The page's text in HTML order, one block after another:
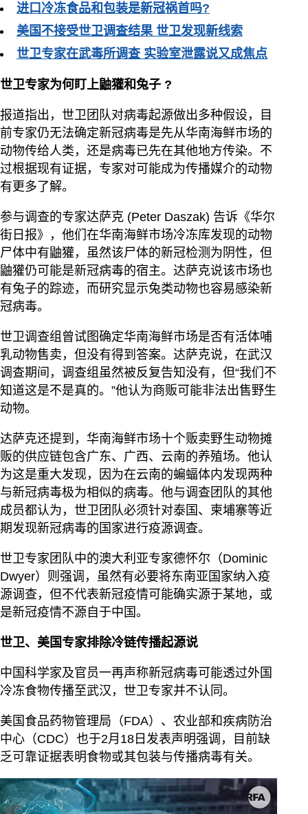
进口冷冻食品和包装是新冠祸首吗?
美国不接受世卫调查结果 世卫发现新线索
世卫专家在武毒所调查 实验室泄露说又成焦点
世卫专家为何盯上鼬獾和兔子 ?
报道指出，世卫团队对病毒起源做出多种假设，目
前专家仍无法确定新冠病毒是先从华南海鲜市场的
动物传给人类，还是病毒已先在其他地方传染。不
过根据现有证据，专家对可能成为传播媒介的动物
有更多了解。
参与调查的专家达萨克 (Peter Daszak) 告诉《华尔
街日报》，他们在华南海鲜市场冷冻库发现的动物
尸体中有鼬獾，虽然该尸体的新冠检测为阴性，但
鼬獾仍可能是新冠病毒的宿主。达萨克说该市场也
有兔子的踪迹，而研究显示兔类动物也容易感染新
冠病毒。
世卫调查组曾试图确定华南海鲜市场是否有活体哺
乳动物售卖，但没有得到答案。达萨克说，在武汉
调查期间，调查组虽然被反复告知没有，但“我们不
知道这是不是真的。”他认为商贩可能非法出售野生
动物。
达萨克还提到，华南海鲜市场十个贩卖野生动物摊
贩的供应链包含广东、广西、云南的养殖场。他认
为这是重大发现，因为在云南的蝙蝠体内发现两种
与新冠病毒极为相似的病毒。他与调查团队的其他
成员都认为，世卫团队必须针对泰国、柬埔寨等近
期发现新冠病毒的国家进行疫源调查。
世卫专家团队中的澳大利亚专家德怀尔（Dominic
Dwyer）则强调，虽然有必要将东南亚国家纳入疫
源调查，但不代表新冠疫情可能确实源于某地，或
是新冠疫情不源自于中国。
世卫、美国专家排除冷链传播起源说
中国科学家及官员一再声称新冠病毒可能透过外国
冷冻食物传播至武汉，世卫专家并不认同。
美国食品药物管理局（FDA）、农业部和疾病防治
中心（CDC）也于2月18日发表声明强调，目前缺
乏可靠证据表明食物或其包装与传播病毒有关。